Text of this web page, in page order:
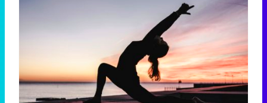
Tendencias de 2026
¿Y si ya deberías empezar a hacerlo hoy?